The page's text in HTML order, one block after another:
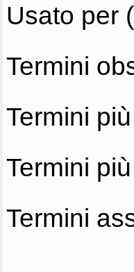
Usato per
Termini
Termini
Termini
Termini